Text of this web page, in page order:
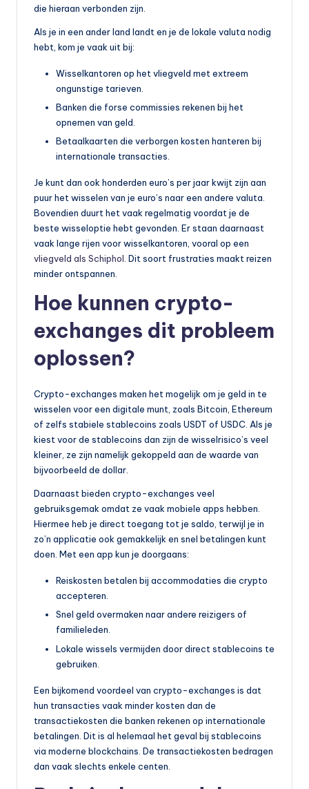
die hieraan verbonden zijn.
Als je in een ander land landt en je de lokale valuta nodig
hebt, kom je vaak uit bij:
Wisselkantoren op het vliegveld met extreem
ongunstige tarieven.
Banken die forse commissies rekenen bij het
opnemen van geld.
Betaalkaarten die verborgen kosten hanteren bij
internationale transacties.
Je kunt dan ook honderden euro’s per jaar kwijt zijn aan
puur het wisselen van je euro’s naar een andere valuta.
Bovendien duurt het vaak regelmatig voordat je de
beste wisseloptie hebt gevonden. Er staan daarnaast
vaak lange rijen voor wisselkantoren, vooral op een
vliegveld als Schiphol. Dit soort frustraties maakt reizen
minder ontspannen.
Hoe kunnen crypto-
exchanges dit probleem
oplossen?
Crypto-exchanges maken het mogelijk om je geld in te
wisselen voor een digitale munt, zoals Bitcoin, Ethereum
of zelfs stabiele stablecoins zoals USDT of USDC. Als je
kiest voor de stablecoins dan zijn de wisselrisico’s veel
kleiner, ze zijn namelijk gekoppeld aan de waarde van
bijvoorbeeld de dollar.
Daarnaast bieden crypto-exchanges veel
gebruiksgemak omdat ze vaak mobiele apps hebben.
Hiermee heb je direct toegang tot je saldo, terwijl je in
zo’n applicatie ook gemakkelijk en snel betalingen kunt
doen. Met een app kun je doorgaans:
Reiskosten betalen bij accommodaties die crypto
accepteren.
Snel geld overmaken naar andere reizigers of
familieleden.
Lokale wissels vermijden door direct stablecoins te
gebruiken.
Een bijkomend voordeel van crypto-exchanges is dat
hun transacties vaak minder kosten dan de
transactiekosten die banken rekenen op internationale
betalingen. Dit is al helemaal het geval bij stablecoins
via moderne blockchains. De transactiekosten bedragen
dan vaak slechts enkele centen.